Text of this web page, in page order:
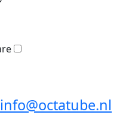
info@octatube.nl